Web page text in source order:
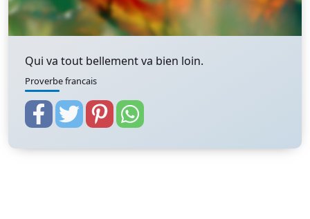
Qui va tout bellement va bien loin.
Proverbe francais